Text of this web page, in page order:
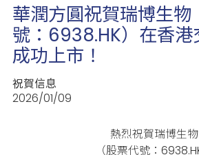
華潤方圓祝賀瑞博生物
號：6938.HK）在香港
成功上市！
祝賀信息
2026/01/09
熱烈祝賀瑞博生物
（股票代號：